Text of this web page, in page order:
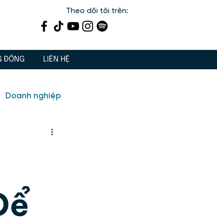
Theo dõi tôi trên:
ĐỒNG LIÊN HỆ
Doanh nghiệp
Dạy con 3 Gốc
tâm linh